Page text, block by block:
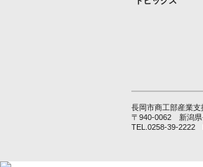
長岡市商工部産業支
〒940-0062 新潟
TEL.0258-39-2222